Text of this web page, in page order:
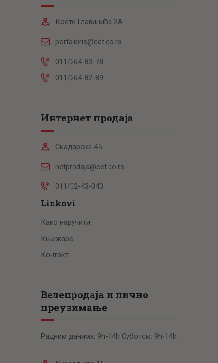
Косте Главинића 2А
portalibris@cet.co.rs
011/264-83-78
011/264-82-89
Интернет продаја
Скадарска 45
netprodaja@cet.co.rs
011/32-43-043
Linkovi
Како наручити
Књижаре
Контакт
Велепродаја и лично
преузимање
Радним данима: 9h-14h Суботом: 9h-14h